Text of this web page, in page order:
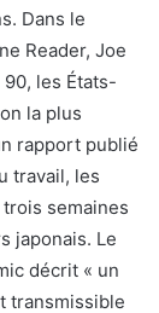
Dans le
Reader, Joe
90, les États-
la plus
rapport publié
travail, les
semaines
japonais. Le
décrit « un
transmissible